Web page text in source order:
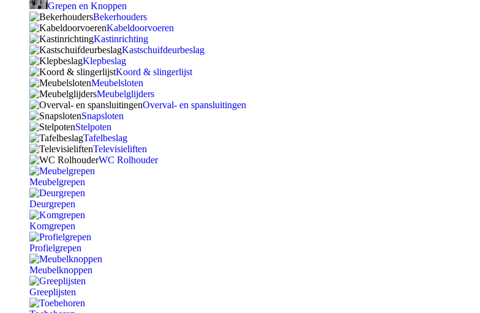
Grepen en Knoppen
Bekerhouders
Kabeldoorvoeren
Kastinrichting
Kastschuifdeurbeslag
Klepbeslag
Koord & slingerlijst
Meubelsloten
Meubelglijders
Overval- en spansluitingen
Snapsloten
Stelpoten
Tafelbeslag
Televisieliften
WC Rolhouder
Meubelgrepen
Deurgrepen
Komgrepen
Profielgrepen
Meubelknoppen
Greeplijsten